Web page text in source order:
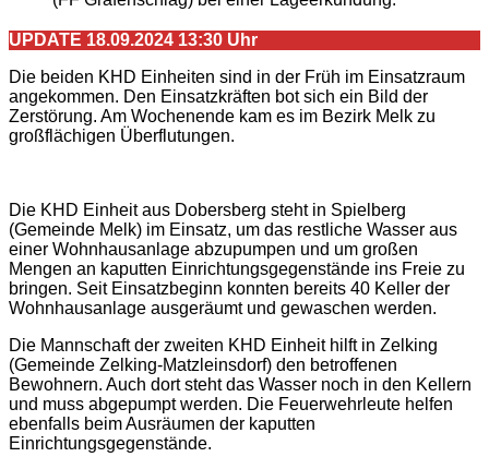
UPDATE 18.09.2024 13:30 Uhr
Die beiden KHD Einheiten sind in der Früh im Einsatzraum
angekommen. Den Einsatzkräften bot sich ein Bild der
Zerstörung. Am Wochenende kam es im Bezirk Melk zu
großflächigen Überflutungen.
Die KHD Einheit aus Dobersberg steht in Spielberg
(Gemeinde Melk) im Einsatz, um das restliche Wasser aus
einer Wohnhausanlage abzupumpen und um großen
Mengen an kaputten Einrichtungsgegenstände ins Freie zu
bringen. Seit Einsatzbeginn konnten bereits 40 Keller der
Wohnhausanlage ausgeräumt und gewaschen werden.
Die Mannschaft der zweiten KHD Einheit hilft in Zelking
(Gemeinde Zelking-Matzleinsdorf) den betroffenen
Bewohnern. Auch dort steht das Wasser noch in den Kellern
und muss abgepumpt werden. Die Feuerwehrleute helfen
ebenfalls beim Ausräumen der kaputten
Einrichtungsgegenstände.